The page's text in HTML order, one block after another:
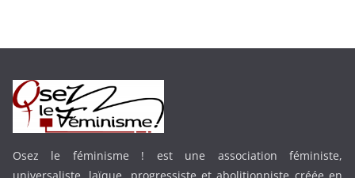
Osez le féminisme ! est une association féministe,